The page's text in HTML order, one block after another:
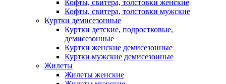
Кофты, свитера, толстовки женские
Кофты, свитера, толстовки мужские
Куртки демисезонные
Куртки детские, подростковые,
демисезонные
Куртки женские демисезонные
Куртки мужские демисезонные
Жилеты
Жилеты женские